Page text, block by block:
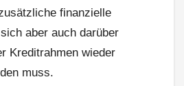
finanzielle
aber auch darüber
Kreditrahmen wieder
muss.